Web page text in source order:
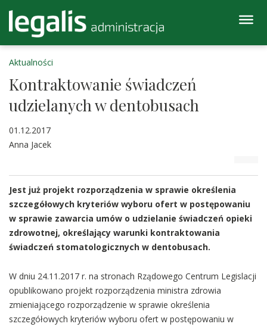
Aktualności
Kontraktowanie świadczeń
udzielanych w dentobusach
01.12.2017
Anna Jacek
Jest już projekt rozporządzenia w sprawie określenia
szczegółowych kryteriów wyboru ofert w postępowaniu
w sprawie zawarcia umów o udzielanie świadczeń opieki
zdrowotnej, określający warunki kontraktowania
świadczeń stomatologicznych w dentobusach.
W dniu 24.11.2017 r. na stronach Rządowego Centrum Legislacji
opublikowano projekt rozporządzenia ministra zdrowia
zmieniającego rozporządzenie w sprawie określenia
szczegółowych kryteriów wyboru ofert w postępowaniu w